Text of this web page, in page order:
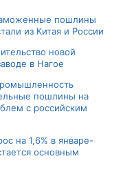
пошлины
из Китая и России
новой
в Нагое
пошлины на
с российским
на 1,6% в январе-
основным